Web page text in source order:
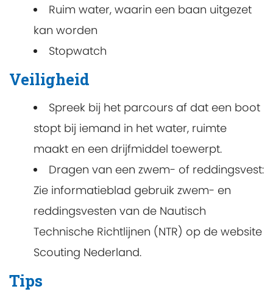
Ruim water, waarin een baan uitgezet
kan worden
Stopwatch
Veiligheid
Spreek bij het parcours af dat een boot
stopt bij iemand in het water, ruimte
maakt en een drijfmiddel toewerpt.
Dragen van een zwem- of reddingsvest:
Zie informatieblad gebruik zwem- en
reddingsvesten van de Nautisch
Technische Richtlijnen (NTR) op de website
Scouting Nederland.
Tips